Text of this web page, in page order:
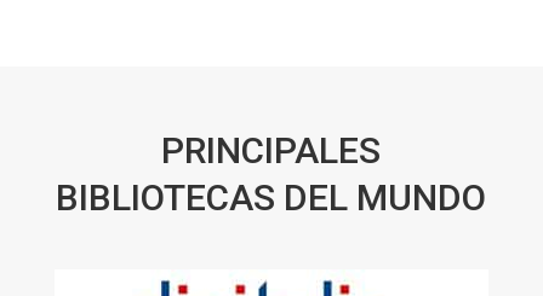
PRINCIPALES
BIBLIOTECAS DEL MUNDO